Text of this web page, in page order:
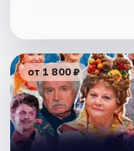
от 1 800 ₽